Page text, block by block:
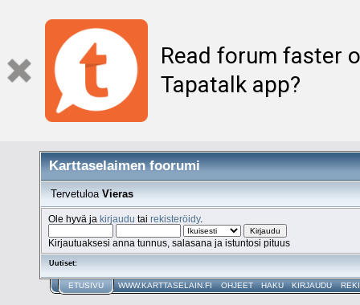
Read forum faster
Tapatalk app?
Karttaselaimen foorumi
Tervetuloa Vieras
Ole hyvä jakirjaudu tairekisteröidy.
Kirjautuaksesi anna tunnus, salasana ja istuntosi pituus
Uutiset:
ETUSIVU WWW.KARTTASELAIN.FI OHJEET HAKU KIRJAUDU